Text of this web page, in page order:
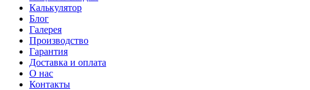
Калькулятор
Блог
Галерея
Производство
Гарантия
Доставка и оплата
О нас
Контакты